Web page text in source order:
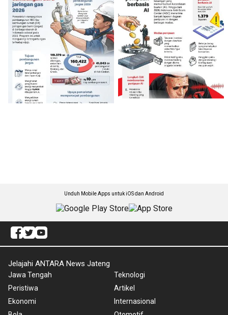
Unduh Mobile Apps untuk iOS dan Android
Jelajahi ANTARA News Jateng
Jawa Tengah
Peristiwa
Ekonomi
Teknologi
Artikel
Internasional